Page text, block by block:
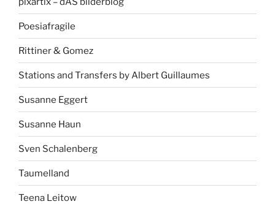
Poesiafragile
Rittiner & Gomez
Stations and Transfers by Albert Guillaumes
Susanne Eggert
Susanne Haun
Sven Schalenberg
Taumelland
Teena Leitow